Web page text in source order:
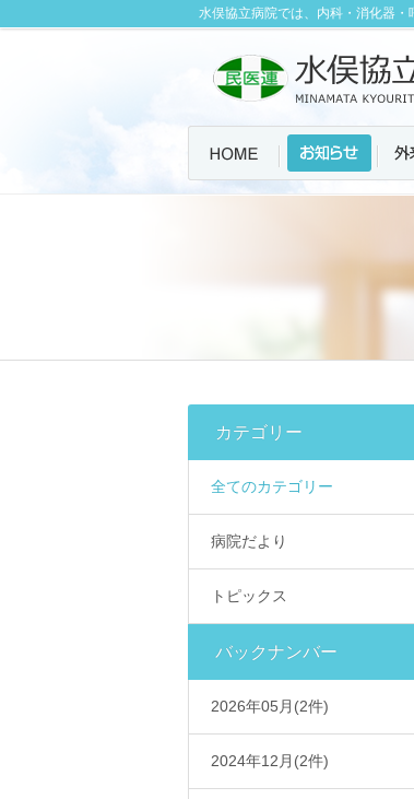
水俣協立病院では、内科・消化器・
カテゴリー
全てのカテゴリー
病院だより
トピックス
バックナンバー
2026年05月(2件)
2024年12月(2件)